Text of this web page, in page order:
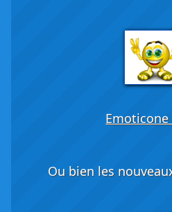
Emoticone
Ou bien les